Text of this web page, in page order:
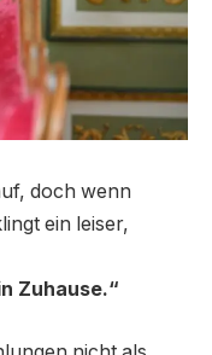
doch wenn
ein leiser,
Zuhause.“